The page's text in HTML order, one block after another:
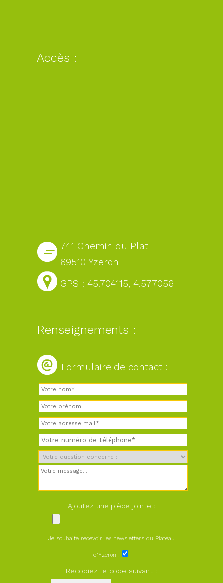
Accès :
741 Chemin du Plat
69510 Yzeron
GPS : 45.704115, 4.577056
Renseignements :
Formulaire de contact :
Ajoutez une pièce jointe :
Je souhaite recevoir les newsletters du Plateau
d'Yzeron :
Recopiez le code suivant :